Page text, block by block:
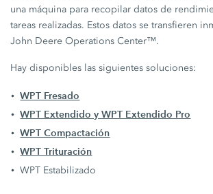
una máquina para recopilar datos de
tareas realizadas. Estos datos se transfieren
John Deere Operations Center™.
Hay disponibles las siguientes soluciones:
WPT Fresado
WPT Extendido y WPT Extendido Pro
WPT Compactación
WPT Trituración
WPT Estabilizado